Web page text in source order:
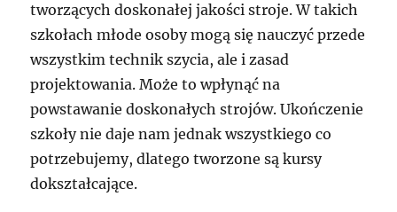
tworzących doskonałej jakości stroje. W takich
szkołach młode osoby mogą się nauczyć przede
wszystkim technik szycia, ale i zasad
projektowania. Może to wpłynąć na
powstawanie doskonałych strojów. Ukończenie
szkoły nie daje nam jednak wszystkiego co
potrzebujemy, dlatego tworzone są kursy
dokształcające.